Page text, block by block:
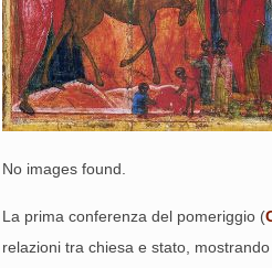
No images found.
La prima conferenza del pomeriggio (
relazioni tra chiesa e stato,